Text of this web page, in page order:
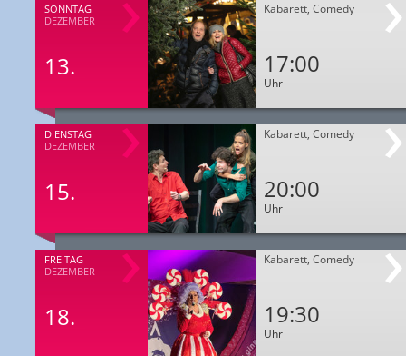
SONNTAG
DEZEMBER
13.
Kabarett, Comedy
17:00
Uhr
DIENSTAG
DEZEMBER
15.
Kabarett, Comedy
20:00
Uhr
FREITAG
DEZEMBER
18.
Kabarett, Comedy
19:30
Uhr